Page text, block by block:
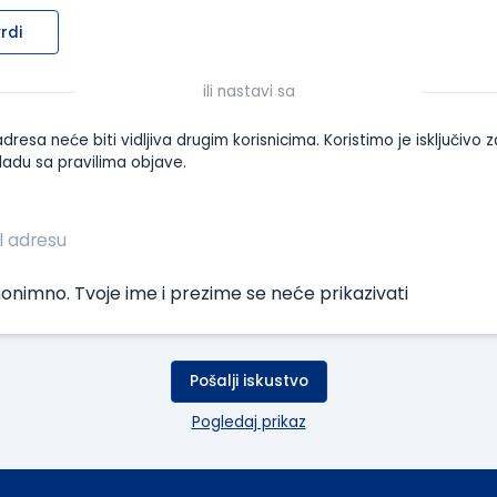
ili nastavi sa
neće biti vidljiva drugim korisnicima. Koristimo je isključivo
sa pravilima objave.
Tvoje ime i prezime se neće prikazivati
Pošalji iskustvo
Pogledaj prikaz